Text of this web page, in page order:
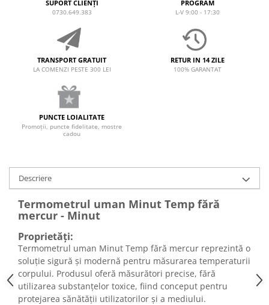
SUPORT CLIENȚI
0730.649.383
PROGRAM
L-V 9:00 - 17:30
TRANSPORT GRATUIT
LA COMENZI PESTE 300 LEI
RETUR IN 14 ZILE
100% GARANTAT
PUNCTE LOIALITATE
Promoții, puncte fidelitate, mostre
cadou
Descriere
Termometrul uman Minut Temp fără
mercur - Minut
Proprietăți:
Termometrul uman Minut Temp fără mercur reprezintă o
soluție sigură și modernă pentru măsurarea temperaturii
corpului. Produsul oferă măsurători precise, fără
utilizarea substanțelor toxice, fiind conceput pentru
protejarea sănătății utilizatorilor și a mediului.